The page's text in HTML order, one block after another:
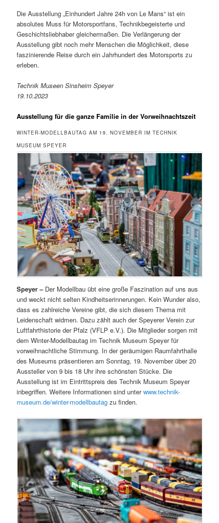
Die Ausstellung „Einhundert Jahre 24h von Le Mans“ ist ein
absolutes Muss für Motorsportfans, Technikbegeisterte und
Geschichtsliebhaber gleichermaßen. Die Verlängerung der
Ausstellung gibt noch mehr Menschen die Möglichkeit, diese
faszinierende Reise durch ein Jahrhundert des Motorsports zu
erleben.
Technik Museen Sinsheim Speyer
19.10.2023
Ausstellung für die ganze Familie in der Vorweihnachtszeit
WINTER-MODELLBAUTAG AM 19. NOVEMBER IM TECHNIK
MUSEUM SPEYER
Speyer – Der Modellbau übt eine große Faszination auf uns aus
und weckt nicht selten Kindheitserinnerungen. Kein Wunder also,
dass es zahlreiche Vereine gibt, die sich diesem Thema mit
Leidenschaft widmen. Dazu zählt auch der Speyerer Verein zur
Luftfahrthistorie der Pfalz (VFLP e.V.). Die Mitglieder sorgen mit
dem Winter-Modellbautag im Technik Museum Speyer für
vorweihnachtliche Stimmung. In der geräumigen Raumfahrthalle
des Museums präsentieren am Sonntag, 19. November über 20
Aussteller von 9 bis 18 Uhr ihre schönsten Stücke. Die
Ausstellung ist im Eintrittspreis des Technik Museum Speyer
inbegriffen. Weitere Informationen sind unterwww.technik-
museum.de/winter-modellbautag zu finden.